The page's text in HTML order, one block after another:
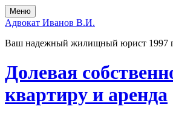
Перейти
к
содержимому
Перейти
в
главное
меню
Меню
Адвокат Иванов В.И.
Ваш надежный жилищный юрист 1997
Долевая
квартиру и аренда